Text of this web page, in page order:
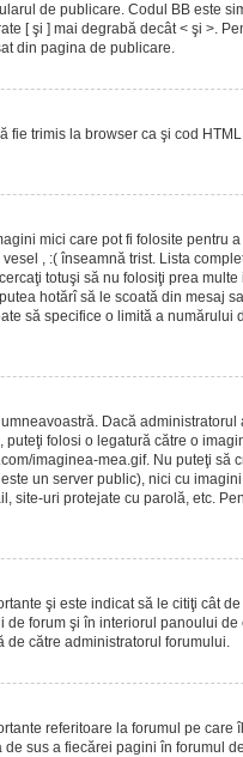
de publicare. Codul BB este
[ şi ] mai degrabă decât < şi >.
din pagina de publicare.
fie trimis la browser ca şi cod
mici care pot fi folosite pentru
, :( înseamnă trist. Lista
totuşi să nu folosiţi prea
hotărî să le scoată din mesaj
să specifice o limită a numărului
Dacă
folosi o legatură către o
imaginea-mea.gif. Nu puteţi să
un server public), nici cu
site-uri protejate cu parolă, etc.
şi este indicat să le citiţi cât
forum şi în interiorul panoului
către administratorul forumului.
referitoare la forumul pe care
sus a fiecărei pagini în forumul